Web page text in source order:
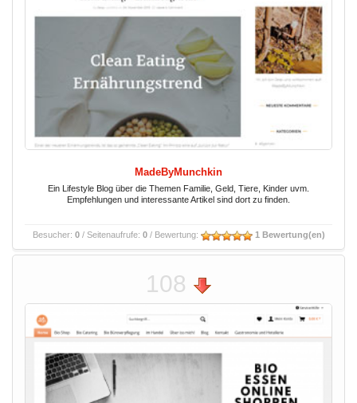
MadeByMunchkin
Ein Lifestyle Blog über die Themen Familie, Geld, Tiere, Kinder uvm.
Empfehlungen und interessante Artikel sind dort zu finden.
Besucher: 0/ Seitenaufrufe: 0/ Bewertung: 1 Bewertung(en)
108